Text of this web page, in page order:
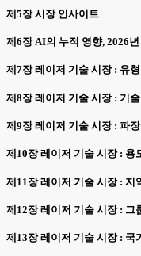
제5장 시장 인사이트
제6장 AI의 누적 영향, 2026년
제7장 레이저 기술 시장 : 유형
제8장 레이저 기술 시장 : 기
제9장 레이저 기술 시장 : 파장
제10장 레이저 기술 시장 : 용
제11장 레이저 기술 시장 : 지
제12장 레이저 기술 시장 : 그
제13장 레이저 기술 시장 : 국